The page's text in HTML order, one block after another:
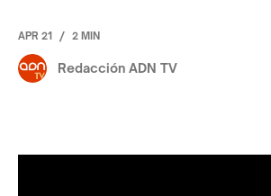
APR 21 / 2 MIN
Redacción ADN TV